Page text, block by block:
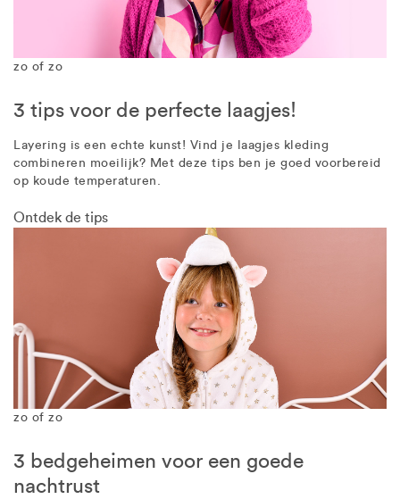
zo of zo
3 tips voor de perfecte laagjes!
Layering is een echte kunst! Vind je laagjes kleding
combineren moeilijk? Met deze tips ben je goed voorbereid
op koude temperaturen.
Ontdek de tips
zo of zo
3 bedgeheimen voor een goede
nachtrust